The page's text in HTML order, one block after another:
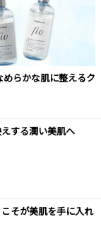
らかな肌に整えるク
する潤い美肌へ
そが美肌を手に入れ